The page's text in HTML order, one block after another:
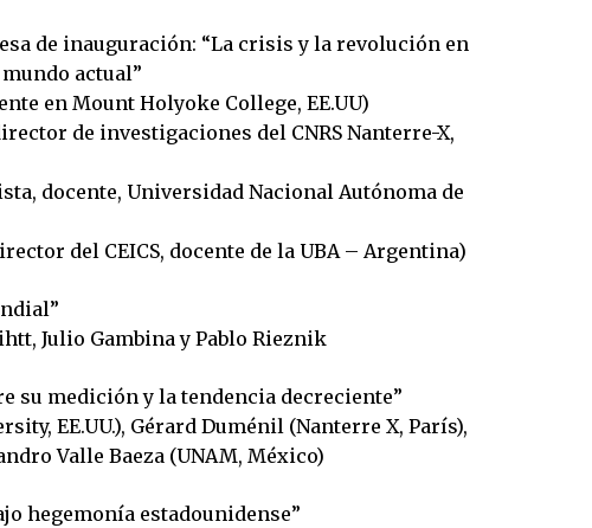
de inauguración: “La crisis y la revolución en
actual”
en Mount Holyoke College, EE.UU)
de investigaciones del CNRS Nanterre-X,
docente, Universidad Nacional Autónoma de
del CEICS, docente de la UBA – Argentina)
Julio Gambina y Pablo Rieznik
su medición y la tendencia decreciente”
EE.UU.), Gérard Duménil (Nanterre X, París),
Valle Baeza (UNAM, México)
hegemonía estadounidense”